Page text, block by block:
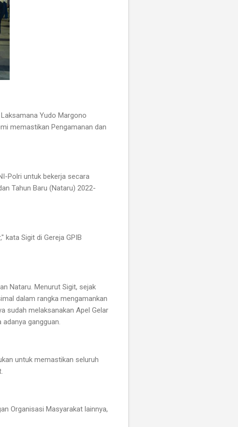
Yudo Margono
memastikan Pengamanan dan
Polri untuk bekerja secara
Tahun Baru (Nataru) 2022-
kata Sigit di Gereja GPIB
Nataru. Menurut Sigit, sejak
dalam rangka mengamankan
sudah melaksanakan Apel Gelar
gangguan.
untuk memastikan seluruh
Organisasi Masyarakat lainnya,